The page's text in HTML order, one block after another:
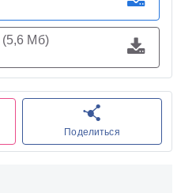
Поделиться
(5,6 Мб)